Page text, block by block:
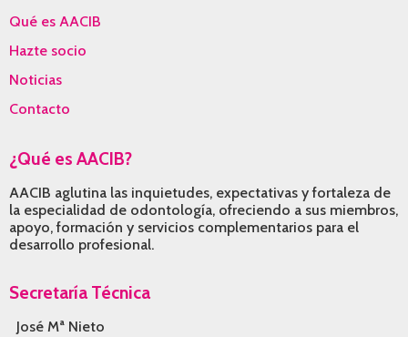
Qué es AACIB
Hazte socio
Noticias
Contacto
¿Qué es AACIB?
AACIB aglutina las inquietudes, expectativas y fortaleza de
la especialidad de odontología, ofreciendo a sus miembros,
apoyo, formación y servicios complementarios para el
desarrollo profesional.
Secretaría Técnica
José Mª Nieto